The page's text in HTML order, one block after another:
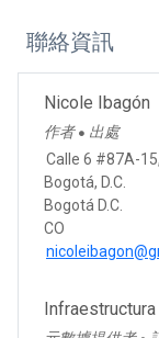
聯絡資訊
Nicole Ibagón
作者 ● 出處
Calle 6 #87A-
Bogotá, D.C.
Bogotá D.C.
CO